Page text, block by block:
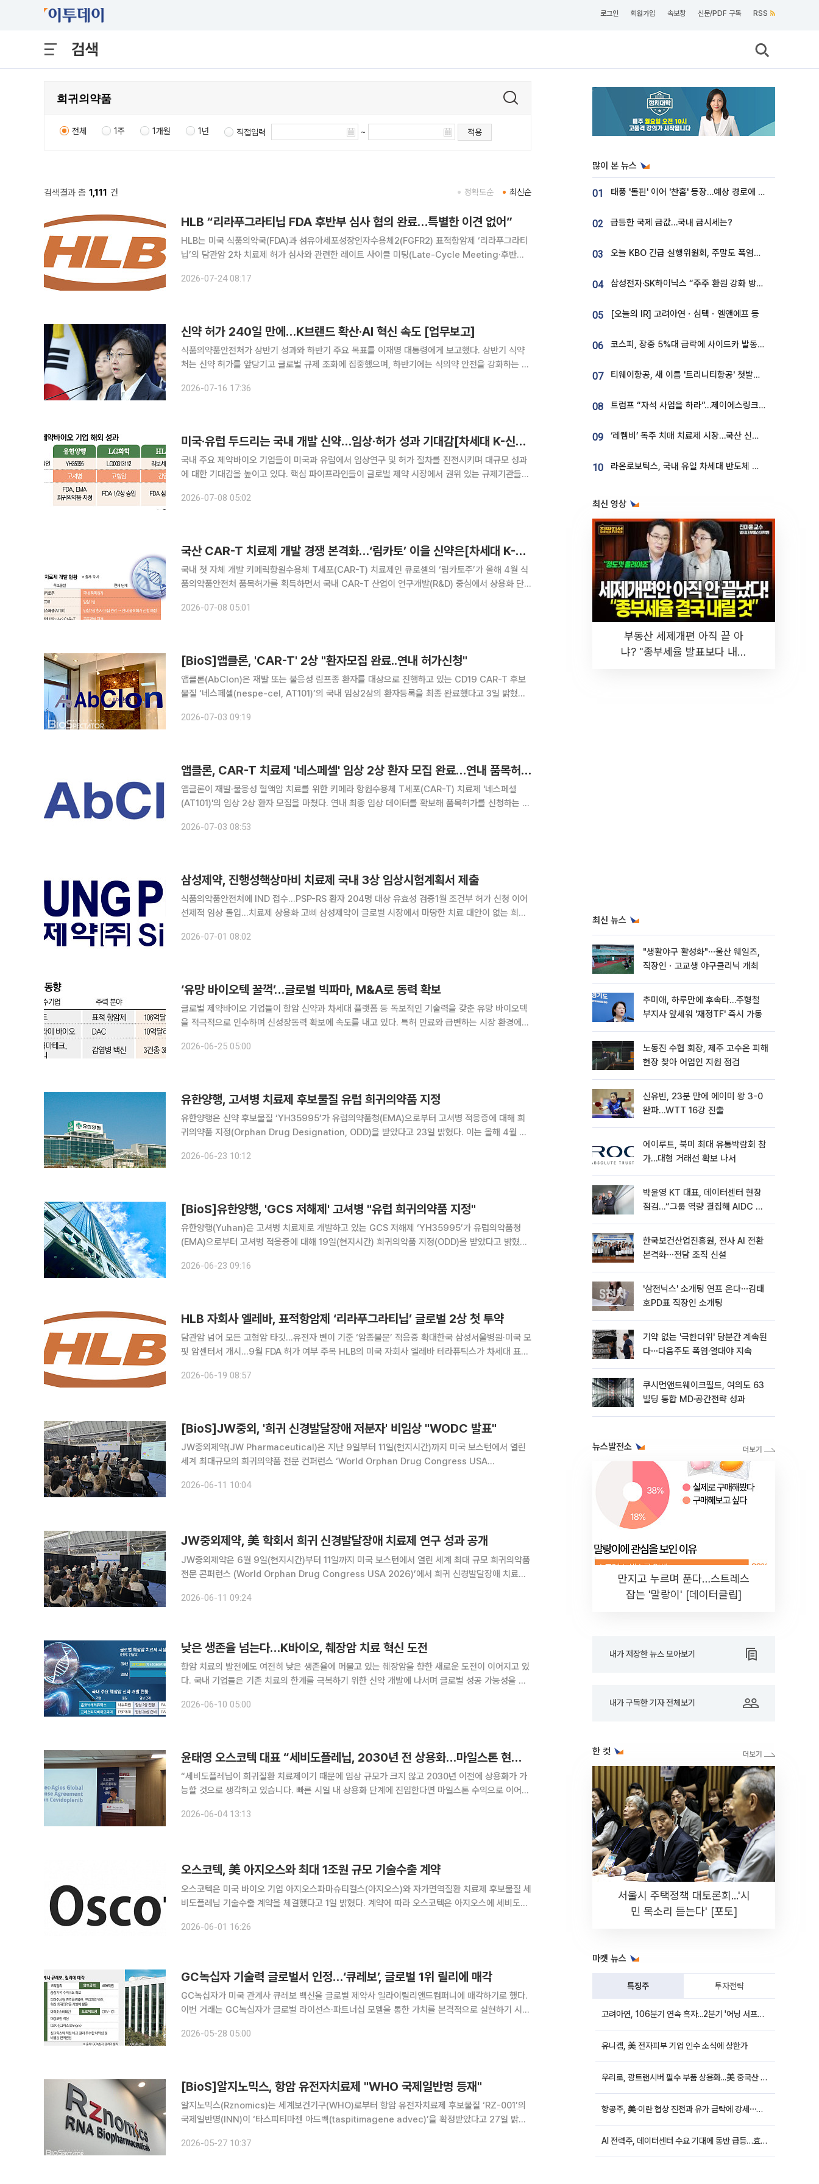
로그인 회원가입 속보창 신문/PDF 구독 RSS
검색
전체 1주 1개월 1년 직접입력 ~ 적용
검색결과 총 1,111 건 최신순
정확도순
HLB “리라푸그라티닙 FDA 후반부 심사 협의 완료…특별한 이견 없어”
HLB는 미국 식품의약국(FDA)과 섬유아세포성장인자수용체2(FGFR2) 표적항암제 ‘리라푸그라티
닙’의 담관암 2차 치료제 허가 심사와 관련한 레이트 사이클 미팅(Late-Cycle Meeting·후반부
23일(현지시간) FDA와 레이트 사이클 미팅을 열
2026-07-24 08:17
신약 허가 240일 만에…K브랜드 확산·AI 혁신 속도 [업무보고]
식품의약품안전처가 상반기 성과와 하반기 주요 목표를 이재명 대통령에게 보고했다. 상반기 식약
처는 신약 허가를 앞당기고 글로벌 규제 조화에 집중했으며, 하반기에는 식의약 안전을 강화하는 동
처 업무보고회에서 이 같은 내용의 상반기 주요 성과와 하반기 핵심정책
2026-07-16 17:36
미국·유럽 두드리는 국내 개발 신약…임상·허가 성과 기대감[차세대 K-신약③]
국내 주요 제약바이오 기업들이 미국과 유럽에서 임상연구 및 허가 절차를 진전시키며 대규모 성과
에 대한 기대감을 높이고 있다. 핵심 파이프라인들이 글로벌 제약 시장에서 권위 있는 규제기관들의
유한양행은 자체 개발 중인 희귀질환 치료 신약 후보물질의 글로벌 영토
2026-07-08 05:02
국산 CAR-T 치료제 개발 경쟁 본격화…‘림카토’ 이을 신약은[차세대 K-신약②]
국내 첫 자체 개발 키메릭항원수용체 T세포(CAR-T) 치료제인 큐로셀의 ‘림카토주’가 올해 4월 식
품의약품안전처 품목허가를 획득하면서 국내 CAR-T 산업이 연구개발(R&D) 중심에서 상용화 단
2026-07-08 05:01
[BioS]앱클론, 'CAR-T' 2상 "환자모집 완료..연내 허가신청"
앱클론(AbClon)은 재발 또는 불응성 림프종 환자를 대상으로 진행하고 있는 CD19 CAR-T 후보
물질 ‘네스페셀(nespe-cel, AT101)’의 국내 임상2상의 환자등록을 최종 완료했다고 3일 밝혔다.
은 네스페셀에 대해 식약처로부터 개발단계 희귀의약품
2026-07-03 09:19
앱클론, CAR-T 치료제 '네스페셀' 임상 2상 환자 모집 완료…연내 품목허가 신청 추진
앱클론이 재발·불응성 혈액암 치료를 위한 키메라 항원수용체 T세포(CAR-T) 치료제 '네스페셀
(AT101)'의 임상 2상 환자 모집을 마쳤다. 연내 최종 임상 데이터를 확보해 품목허가를 신청하는 한
자를 대상으로 진행 중인 CAR-T 치료제 네스페셀(AT10
2026-07-03 08:53
삼성제약, 진행성핵상마비 치료제 국내 3상 임상시험계획서 제출
식품의약품안전처에 IND 접수…PSP-RS 환자 204명 대상 유효성 검증1월 조건부 허가 신청 이어
선제적 임상 돌입…치료제 상용화 고삐 삼성제약이 글로벌 시장에서 마땅한 치료 대안이 없는 희귀
월 진행한 품목 조건부 허가 신청에 이어 선제적으로 최종 임
2026-07-01 08:02
‘유망 바이오텍 꿀꺽’…글로벌 빅파마, M&A로 동력 확보
글로벌 제약바이오 기업들이 항암 신약과 차세대 플랫폼 등 독보적인 기술력을 갖춘 유망 바이오텍
을 적극적으로 인수하며 신성장동력 확보에 속도를 내고 있다. 특허 만료와 급변하는 시장 환경에
2026-06-25 05:00
유한양행, 고셔병 치료제 후보물질 유럽 희귀의약품 지정
유한양행은 신약 후보물질 ‘YH35995’가 유럽의약품청(EMA)으로부터 고셔병 적응증에 대해 희
귀의약품 지정(Orphan Drug Designation, ODD)을 받았다고 23일 밝혔다. 이는 올해 4월 미
점권을 보장하며, 지정 시 유럽연합(EU)
2026-06-23 10:12
[BioS]유한양행, 'GCS 저해제' 고셔병 "유럽 희귀의약품 지정"
유한양행(Yuhan)은 고셔병 치료제로 개발하고 있는 GCS 저해제 ‘YH35995’가 유럽의약품청
(EMA)으로부터 고셔병 적응증에 대해 19일(현지시간) 희귀의약품 지정(ODD)을 받았다고 밝혔다.
바 있다. 유한양행은 이번 EMA ODD 지정을 기반으로
2026-06-23 09:16
HLB 자회사 엘레바, 표적항암제 ‘리라푸그라티닙’ 글로벌 2상 첫 투약
담관암 넘어 모든 고형암 타깃…유전자 변이 기준 ‘암종불문’ 적응증 확대한국 삼성서울병원·미국 모
핏 암센터서 개시…9월 FDA 허가 여부 주목 HLB의 미국 자회사 엘레바 테라퓨틱스가 차세대 표적
월 미국 식품의약국(FDA)의 담관암 신약 허가 결정을 앞둔 상
2026-06-19 08:57
[BioS]JW중외, '희귀 신경발달장애 저분자' 비임상 "WODC 발표"
JW중외제약(JW Pharmaceutical)은 지난 9일부터 11일(현지시간)까지 미국 보스턴에서 열린
세계 최대규모의 희귀의약품 전문 컨퍼런스 ‘World Orphan Drug Congress USA
과와 글로벌 개발전략을 발표했다고 11일 밝혔다
2026-06-11 10:04
JW중외제약, 美 학회서 희귀 신경발달장애 치료제 연구 성과 공개
JW중외제약은 6월 9일(현지시간)부터 11일까지 미국 보스턴에서 열린 세계 최대 규모 희귀의약품
전문 콘퍼런스 (World Orphan Drug Congress USA 2026)’에서 희귀 신경발달장애 치료제
에서는 피트-홉킨스 증후군(Pitt-Hop
2026-06-11 09:24
낮은 생존율 넘는다…K바이오, 췌장암 치료 혁신 도전
항암 치료의 발전에도 여전히 낮은 생존율에 머물고 있는 췌장암을 향한 새로운 도전이 이어지고 있
다. 국내 기업들은 기존 치료의 한계를 극복하기 위한 신약 개발에 나서며 글로벌 성공 가능성을 타
과하다. 국내 전체 암 환자의 5년 상대생존율이 73.7%와 비
2026-06-10 05:00
윤태영 오스코텍 대표 “세비도플레닙, 2030년 전 상용화…마일스톤 현실화 기대”
“세비도플레닙이 희귀질환 치료제이기 때문에 임상 규모가 크지 않고 2030년 이전에 상용화가 가
능할 것으로 생각하고 있습니다. 빠른 시일 내 상용화 단계에 진입한다면 마일스톤 수익으로 이어질
2026-06-04 13:13
오스코텍, 美 아지오스와 최대 1조원 규모 기술수출 계약
오스코텍은 미국 바이오 기업 아지오스파마슈티컬스(아지오스)와 자가면역질환 치료제 후보물질 세
비도플레닙 기술수출 계약을 체결했다고 1일 밝혔다. 계약에 따라 오스코텍은 아지오스에 세비도플
무가 없는 계약금 2500만달러(약 375억원)를 받는다. 향후 세부 계약
2026-06-01 16:26
GC녹십자 기술력 글로벌서 인정…‘큐레보’, 글로벌 1위 릴리에 매각
GC녹십자가 미국 관계사 큐레보 백신을 글로벌 제약사 일라이릴리앤드컴퍼니에 매각하기로 했다.
이번 거래는 GC녹십자가 글로벌 라이선스·파트너십 모델을 통한 가치를 본격적으로 실현하기 시작
‘알리글로’의 자체 상업화 성공에 이어 대상포진 백신 후보물질 ‘아메조
2026-05-28 05:00
[BioS]알지노믹스, 항암 유전자치료제 "WHO 국제일반명 등재"
알지노믹스(Rznomics)는 세계보건기구(WHO)로부터 항암 유전자치료제 후보물질 ‘RZ-001’의
국제일반명(INN)이 ‘타스피티마젠 아드벡(taspitimagene advec)’을 확정받았다고 27일 밝혔
랜스 스플라이싱 리보자임(trans-splicing
2026-05-27 10:37
많이 본 뉴스
01 태풍 '돌핀' 이어 '찬홈' 등장…예상 경로에 한국 '한숨'
02 급등한 국제 금값…국내 금시세는?
03 오늘 KBO 긴급 실행위원회, 주말도 폭염취소 될까
04 삼성전자·SK하이닉스 “주주 환원 강화 방안 마련”
05 [오늘의 IR] 고려아연ㆍ심텍ㆍ엘앤에프 등
06 코스피, 장중 5%대 급락에 사이드카 발동…삼성·SK 동반 폭락
07 티웨이항공, 새 이름 '트리니티항공' 첫발…SSC 전략 본격화
08 트럼프 “자석 사업을 하라”…제이에스링크, 비중국 영구자석 공급망 구축 속도
09 ‘레켐비’ 독주 치매 치료제 시장…국산 신약 등장하나
10 라온로보틱스, 국내 유일 차세대 반도체 공정 로봇 개발 ‘고객사 테스트 진행’
최신 영상
부동산 세제개편 아직 끝 아
냐? "종부세율 발표보다 내릴
최신 뉴스
"생활야구 활성화"⋯울산 웨일즈,
직장인ㆍ고교생 야구클리닉 개최
추미애, 하루만에 후속타…주형철
부지사 앞세워 '재정TF' 즉시 가동
노동진 수협 회장, 제주 고수온 피해
현장 찾아 어업인 지원 점검
신유빈, 23분 만에 에이미 왕 3-0
완파…WTT 16강 진출
에이루트, 북미 최대 유통박람회 참
가…대형 거래선 확보 나서
박윤영 KT 대표, 데이터센터 현장
점검…“그룹 역량 결집해 AIDC 경
한국보건산업진흥원, 전사 AI 전환
본격화⋯전담 조직 신설
'삼전닉스' 소개팅 연프 온다⋯김태
호PD표 직장인 소개팅
기약 없는 '극한더위' 당분간 계속된
다⋯다음주도 폭염·열대야 지속
쿠시먼앤드웨이크필드, 여의도 63
빌딩 통합 MD·공간전략 성과
뉴스발전소
만지고 누르며 푼다…스트레스
잡는 '말랑이' [데이터클립]
내가 저장한 뉴스 모아보기
내가 구독한 기자 전체보기
한 컷
서울시 주택정책 대토론회...'시
민 목소리 듣는다' [포토]
마켓 뉴스
특징주 투자전략
고려아연, 106분기 연속 흑자...2분기 '어닝 서프라이즈'에 장 초반 12%대 강세
유니켐, 美 전자피부 기업 인수 소식에 상한가
우리로, 광트랜시버 필수 부품 상용화...美 중국산 퇴출 추진에 상승세
항공주, 美·이란 협상 진전과 유가 급락에 강세⋯한진칼 8%↑
AI 전력주, 데이터센터 수요 기대에 동반 급등…효성중공업 10%↑